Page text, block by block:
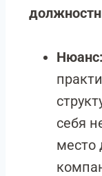
Нюанс:
себя
место